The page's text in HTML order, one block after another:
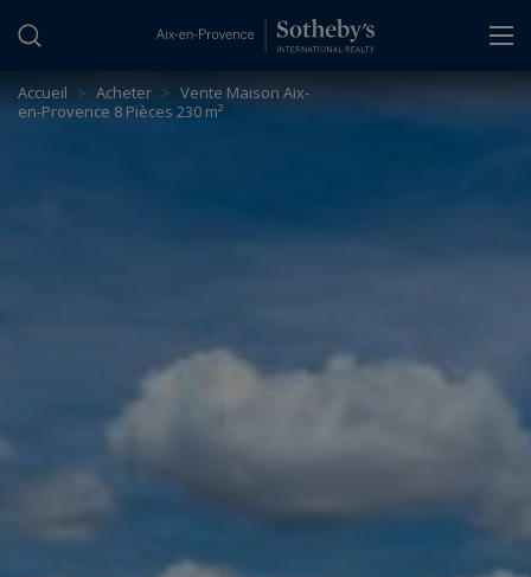
Accueil > Acheter > Vente Maison Aix-
en-Provence 8 Pièces 230 m²